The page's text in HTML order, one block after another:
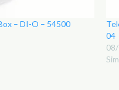
– DI-O – 54500
04